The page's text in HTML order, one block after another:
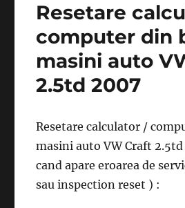
Resetare
computer din
masini auto
2.5td 2007
Resetare calculator /
masini auto VW Craft
cand apare eroarea de
sau inspection reset ) :